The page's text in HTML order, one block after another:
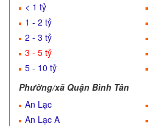
< 1 tỷ
1 - 2 tỷ
2 - 3 tỷ
3 - 5 tỷ
5 - 10 tỷ
Phường/xã Quận Bình Tân
An Lạc
An Lạc A